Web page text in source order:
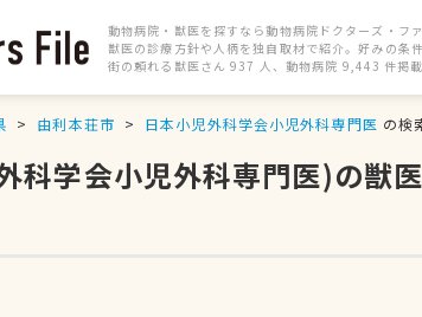
動物病院・獣医を探すなら動物病院ドクターズ・ファ
獣医の診療方針や人柄を独自取材で紹介。好みの条
街の頼れる獣医さん 937 人、動物病院 9,443 件掲
由利本荘市 日本小児外科学会小児外科専門医 の検
科学会小児外科専門医)の獣